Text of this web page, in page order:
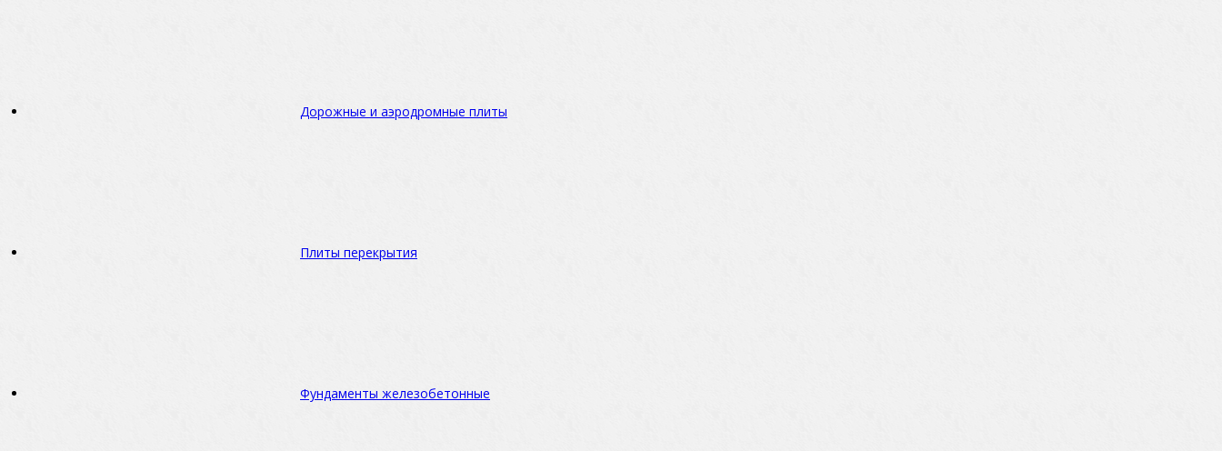
Дорожные и аэродромные плиты
Плиты перекрытия
Фундаменты железобетонные